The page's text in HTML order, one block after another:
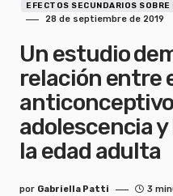
EFECTOS SECUNDARIOS
28 de septiembre de 2019
Un estudio
relación entre
adolescencia
la edad adulta
por Gabriella Patti
3